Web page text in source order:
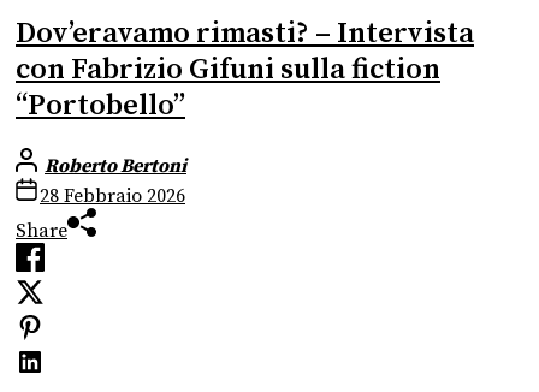
Dov’eravamo rimasti? – Intervista
con Fabrizio Gifuni sulla fiction
“Portobello”
Roberto Bertoni
28 Febbraio 2026
Share